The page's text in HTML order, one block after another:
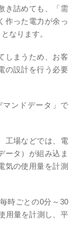
き詰めても、「需
作った電力が余っ
なります。
しまうため、お客
の設計を行う必要
ンドデータ」で
工場などでは、電
ータ）が組み込ま
気の使用量を計測
時ごとの0分～30
用量を計測し、平